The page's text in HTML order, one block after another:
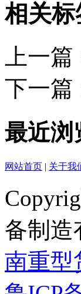
相关标
上一篇
下一篇
最近浏
网站首页 | 关于我
备制造
南重型